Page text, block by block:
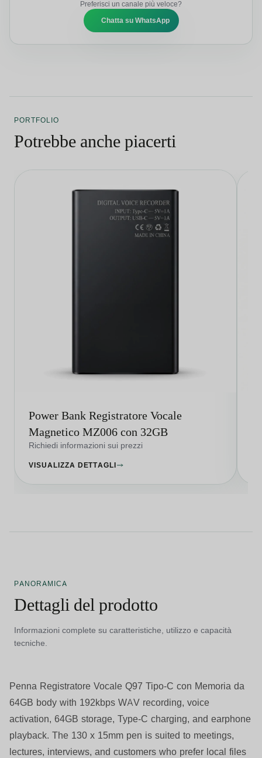
Preferisci un canale più veloce?
Chatta su WhatsApp
PORTFOLIO
Potrebbe anche piacerti
Power Bank Registratore Vocale
Magnetico MZ006 con 32GB
Richiedi informazioni sui prezzi
VISUALIZZA DETTAGLI
PANORAMICA
Dettagli del prodotto
Informazioni complete su caratteristiche, utilizzo e capacità
tecniche.
Penna Registratore Vocale Q97 Tipo-C con Memoria da
64GB body with 192kbps WAV recording, voice
activation, 64GB storage, Type-C charging, and earphone
playback. The 130 x 15mm pen is suited to meetings,
lectures, interviews, and customers who prefer local files